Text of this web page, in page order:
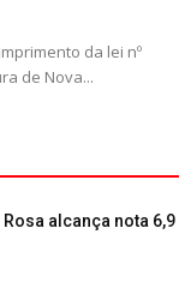
da lei nº
de Nova...
alcança nota 6,9